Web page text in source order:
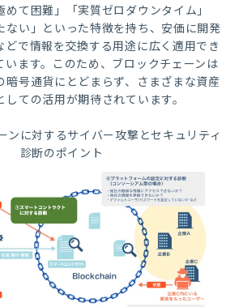
めて困難」「実質ゼロダウンタイム」
ない」といった特徴を持ち、安価に開発
どで情報を交換する用途に広く適用でき
います。このため、ブロックチェーンは
暗号通貨にとどまらず、さまざまな資産
ての活用が期待されています。
ンに対するサイバー攻撃とセキュリティ
診断のポイント